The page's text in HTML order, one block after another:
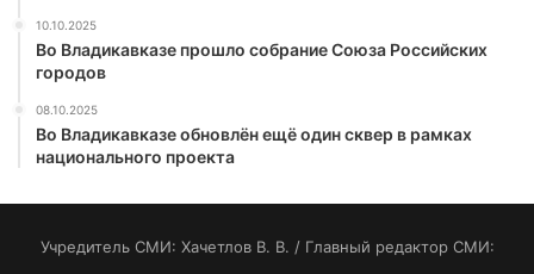
10.10.2025
Во Владикавказе прошло собрание Союза Российских
городов
08.10.2025
Во Владикавказе обновлён ещё один сквер в рамках
национального проекта
Учредитель СМИ: Хaчeтлoв B. B. / Главный редактор СМИ: